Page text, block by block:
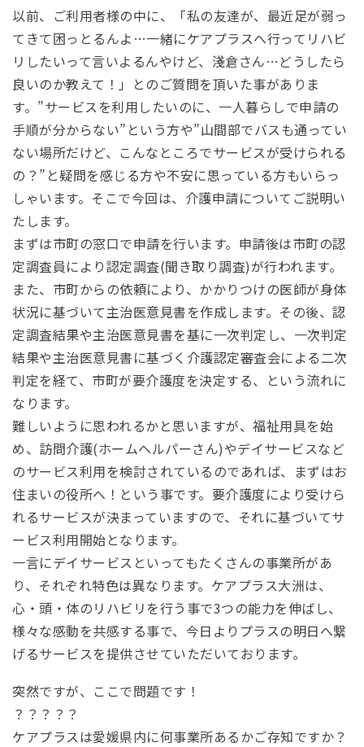
以前、ご利用者様の中に、「私の友達が、最近足が弱っ
てきて困っとるんよ…一緒にケアプラスへ行ってリハビ
リしたいって言いよるんやけど、淺倉さん…どうしたら
良いのか教えて！」とのご質問を頂いた事がありま
す。”サービスを利用したいのに、一人暮らしで申請の
手順が分からない”という方や”山間部でバスも通ってい
ない場所だけど、こんなところでサービスが受けられる
の？”と疑問を感じる方や不安に思っている方もいらっ
しゃいます。そこで今回は、介護申請についてご説明い
たします。
まずは市町の窓口で申請を行います。申請後は市町の認
定調査員により認定調査(聞き取り調査)が行われます。
また、市町からの依頼により、かかりつけの医師が身体
状況に基づいて主治医意見書を作成します。その後、認
定調査結果や主治医意見書を基に一次判定し、一次判定
結果や主治医意見書に基づく介護認定審査会による二次
判定を経て、市町が要介護度を決定する、という流れに
なります。
難しいように思われるかと思いますが、福祉用具を始
め、訪問介護(ホームヘルパーさん)やデイサービスなど
のサービス利用を検討されているのであれば、まずはお
住まいの役所へ！という事です。要介護度により受けら
れるサービスが決まっていますので、それに基づいてサ
ービス利用開始となります。
一言にデイサービスといってもたくさんの事業所があ
り、それぞれ特色は異なります。ケアプラス大洲は、
心・頭・体のリハビリを行う事で3つの能力を伸ばし、
様々な感動を共感する事で、今日よりプラスの明日へ繋
げるサービスを提供させていただいております。
突然ですが、ここで問題です！
？？？？？
ケアプラスは愛媛県内に何事業所あるかご存知ですか？